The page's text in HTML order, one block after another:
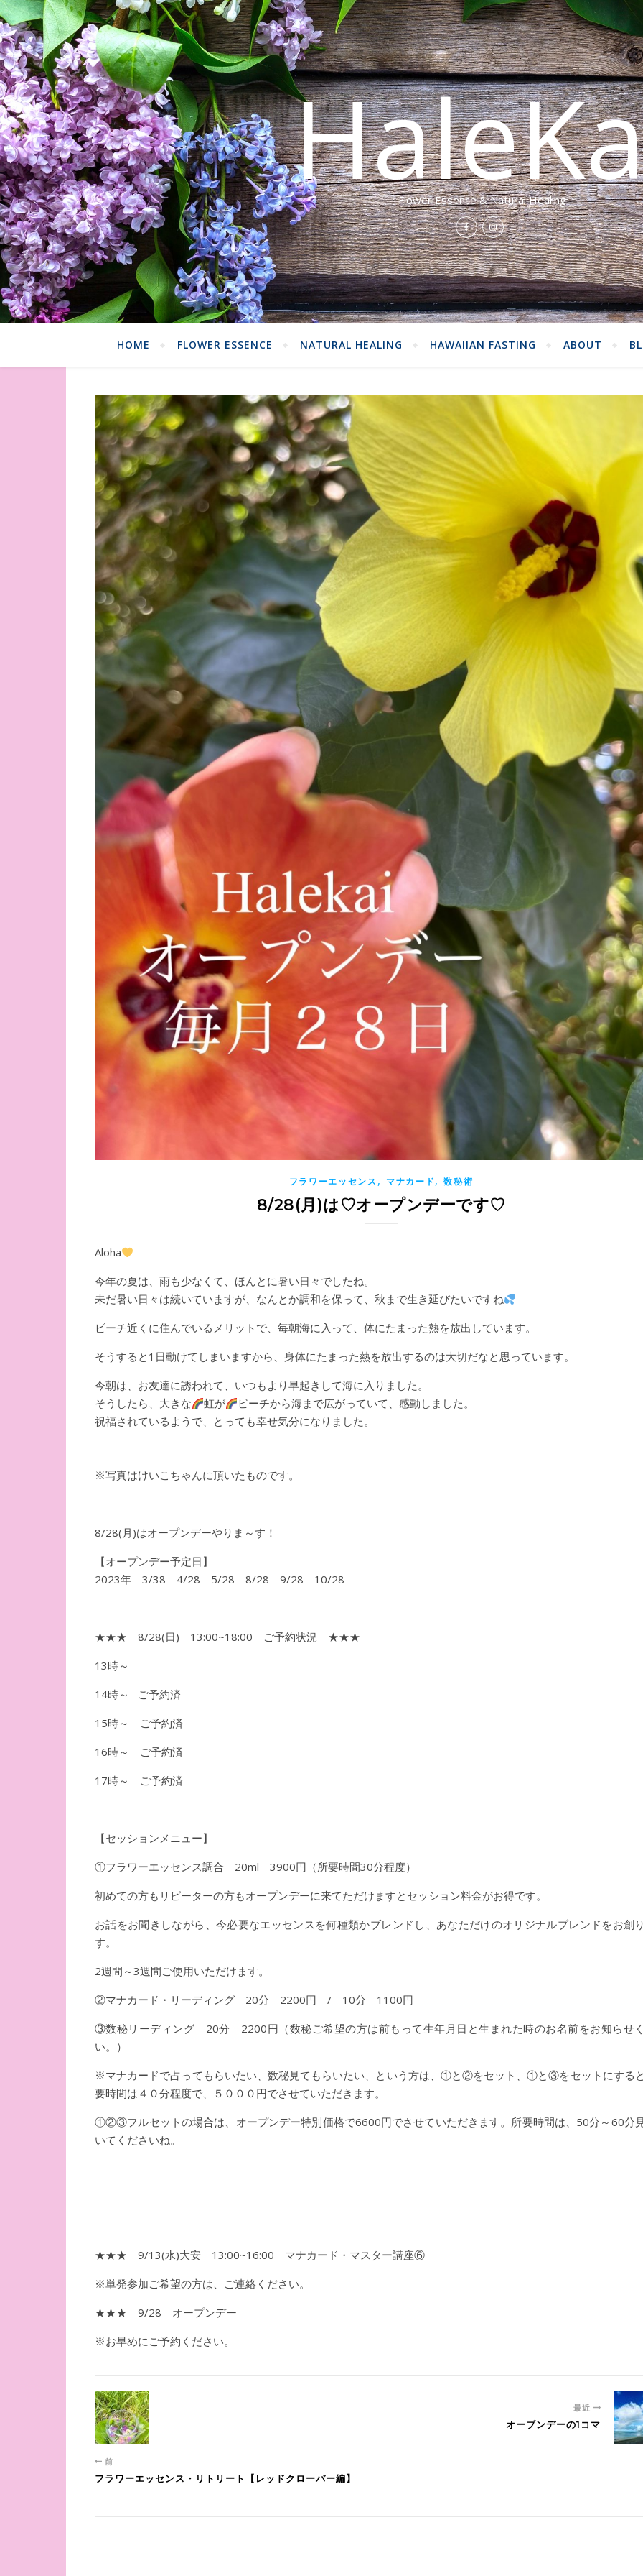
Flower Essence & Natural Healing
HOME FLOWER ESSENCE NATURAL HEALING HAWAIIAN FASTING ABOUT
フラワーエッセンス , マナカード,数秘術
8/28(月)は♡オープンデーです♡
Aloha
今年の夏は、雨も少なくて、ほんとに暑い日々でしたね。
未だ暑い日々は続いていますが、なんとか調和を保って、秋まで生き延びたいですね
ビーチ近くに住んでいるメリットで、毎朝海に入って、体にたまった熱を放出しています。
そうすると1日動けてしまいますから、身体にたまった熱を放出するのは大切だなと思っています。
今朝は、お友達に誘われて、いつもより早起きして海に入りました。
そうしたら、大きな
虹が
ビーチから海まで広がっていて、感動しました。
祝福されているようで、とっても幸せ気分になりました。
※写真はけいこちゃんに頂いたものです。
8/28(月)はオープンデーやりま～す！
【オープンデー予定日】
2023年 3/38 4/28 5/28 8/28 9/28 10/28
★★★ 8/28(日) 13:00~18:00 ご予約状況 ★★★
13時～
14時～ ご予約済
15時～ ご予約済
16時～ ご予約済
17時～ ご予約済
【セッションメニュー】
①フラワーエッセンス調合 20ml 3900円（所要時間30分程度）
初めての方もリピーターの方もオープンデーに来てただけますとセッション料金がお得です。
お話をお聞きしながら、今必要なエッセンスを何種類かブレンドし、あなただけのオリジナルブレンドをお創
す。
2週間～3週間ご使用いただけます。
②マナカード・リーディング 20分 2200円 / 10分 1100円
③数秘リーディング 20分 2200円（数秘ご希望の方は前もって生年月日と生まれた時のお名前をお知らせ
い。）
※マナカードで占ってもらいたい、数秘見てもらいたい、という方は、①と②をセット、①と③をセットにする
要時間は４０分程度で、５０００円でさせていただきます。
①②③フルセットの場合は、オープンデー特別価格で6600円でさせていただきます。所要時間は、50分～60分
いてくださいね。
★★★ 9/13(水)大安 13:00~16:00 マナカード・マスター講座⑥
※単発参加ご希望の方は、ご連絡ください。
★★★ 9/28 オープンデー
※お早めにご予約ください。
前
フラワーエッセンス・リトリート【レッドクローバー編】
最近
オーブンデーの1コマ